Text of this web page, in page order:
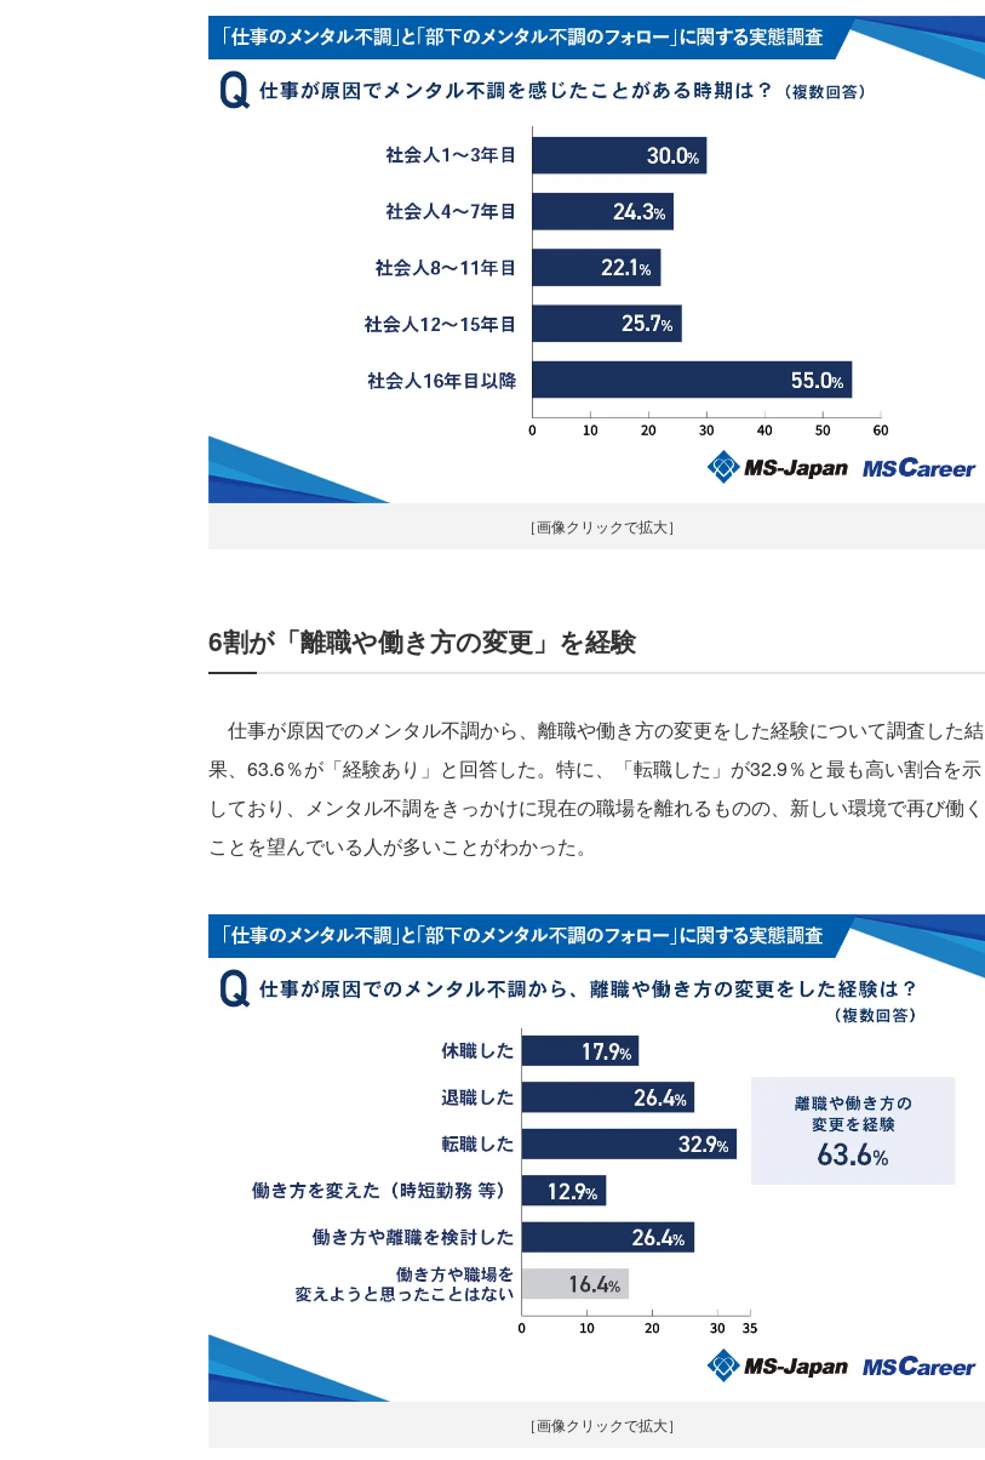
［画像クリックで拡大］
6割が「離職や働き方の変更」を経験
仕事が原因でのメンタル不調から、離職や働き方の変更をした経験について調査した結
果、63.6％が「経験あり」と回答した。特に、「転職した」が32.9％と最も高い割合を示
しており、メンタル不調をきっかけに現在の職場を離れるものの、新しい環境で再び働く
ことを望んでいる人が多いことがわかった。
［画像クリックで拡大］